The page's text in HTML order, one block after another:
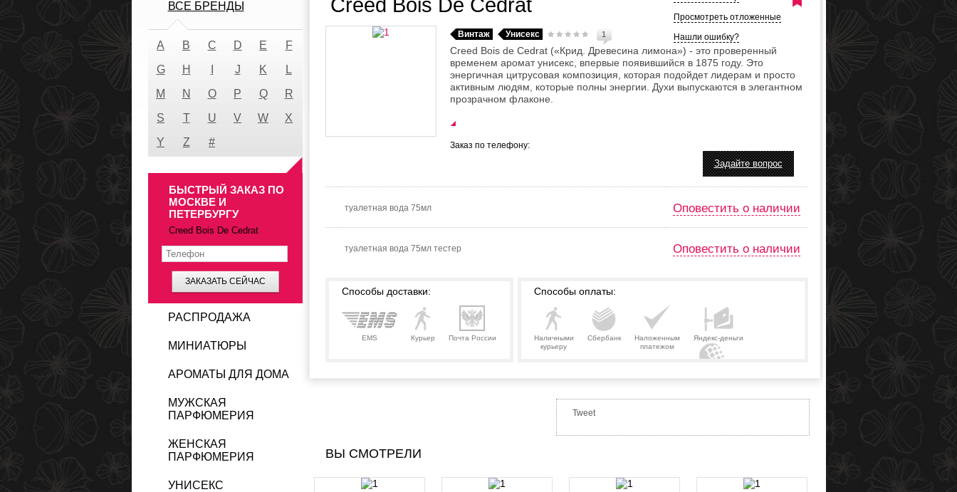
Просмотреть отложенные
Нашли ошибку?
Creed Bois De Cedrat
Винтаж Унисекс 1
Creed Bois de Cedrat («Крид. Древесина лимона») - это проверенный
временем аромат унисекс, впервые появившийся в 1875 году. Это
энергичная цитрусовая композиция, которая подойдет лидерам и просто
активным людям, которые полны энергии. Духи выпускаются в элегантном
прозрачном флаконе.
Задайте вопрос
Заказ по телефону:
туалетная вода 75мл Оповестить о наличии
туалетная вода 75мл тестер Оповестить о наличии
Способы доставки:
EMS Курьер Почта России
Способы оплаты:
Наличными
курьеру
Сбербанк
Наложенным
платежом
Яндекс-деньги
Tweet
ВЫ СМОТРЕЛИ
ВСЕ БРЕНДЫ
A B C D E
F
G
H J K
L
M
N O P Q
R
S
T U V W
X
Y
Z #
БЫСТРЫЙ ЗАКАЗ ПО
МОСКВЕ И
ПЕТЕРБУРГУ
Creed Bois De Cedrat
ЗАКАЗАТЬ СЕЙЧАС
РАСПРОДАЖА
МИНИАТЮРЫ
АРОМАТЫ ДЛЯ ДОМА
МУЖСКАЯ
ПАРФЮМЕРИЯ
ЖЕНСКАЯ
ПАРФЮМЕРИЯ
УНИСЕКС